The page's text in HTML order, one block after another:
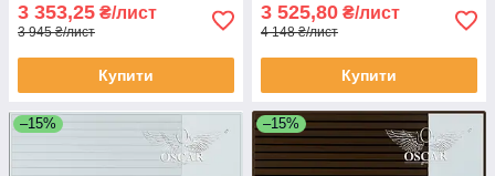
3 353,25 ₴/лист
3 945 ₴/лист
Купити
3 525,80 ₴/лист
4 148 ₴/лист
Купити
–15% –15%